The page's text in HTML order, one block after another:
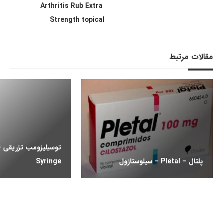
Arthritis Rub Extra
Strength topical
مقالات مرتبط
پلتال – Pletal – سیلوستازول Syringe